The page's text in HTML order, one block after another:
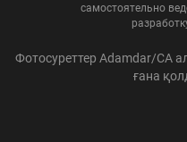
самостоятельно
Фотосуреттер Adamdar/CA
ғана